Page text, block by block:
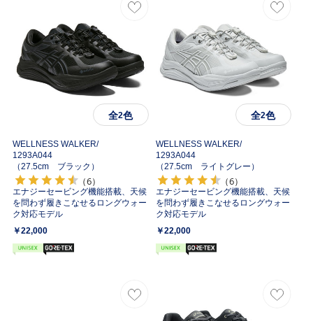
全2色
WELLNESS WALKER/
1293A044
（27.5cm ブラック）
（6）
エナジーセービング機能搭載、天候
を問わず履きこなせるロングウォー
ク対応モデル
￥22,000
全2色
WELLNESS WALKER/
1293A044
（27.5cm ライトグレー）
（6）
エナジーセービング機能搭載、天候
を問わず履きこなせるロングウォー
ク対応モデル
￥22,000